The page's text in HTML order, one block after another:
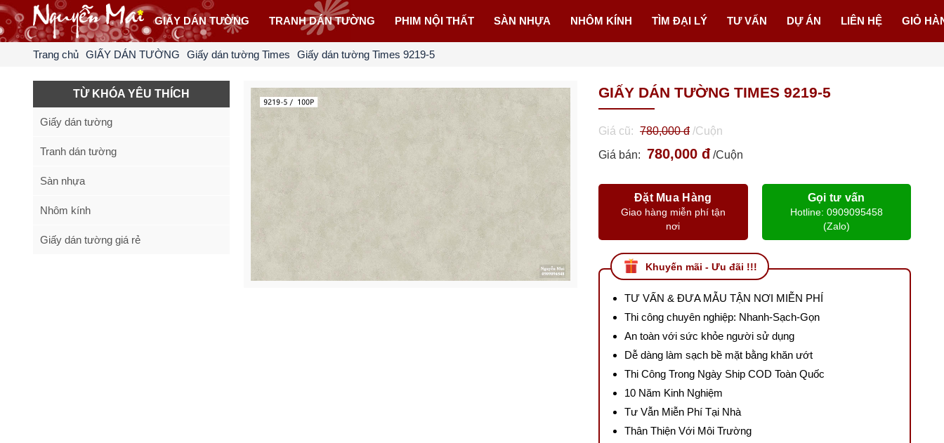
GIẤY DÁN TƯỜNG TRANH DÁN TƯỜNG PHIM NỘI THẤT SÀN NHỰA NHÔM KÍNH TÌM ĐẠI LÝ TƯ VẤN DỰ ÁN LIÊN HỆ GIỎ
Trang chủ GIẤY DÁN TƯỜNG Giấy dán tường Times Giấy dán tường Times 9219-5
TỪ KHÓA YÊU THÍCH
Giấy dán tường
Tranh dán tường
Sàn nhựa
Nhôm kính
Giấy dán tường giá rẻ
GIẤY DÁN TƯỜNG TIMES 9219-5
Giá cũ: 780,000 đ /Cuộn
Giá bán: 780,000 đ /Cuộn
Đặt Mua Hàng
Giao hàng miễn phí tận
nơi
Gọi tư vấn
Hotline: 0909095458
(Zalo)
Khuyến mãi - Ưu đãi !!!
TƯ VẤN & ĐƯA MẪU TẬN NƠI MIỄN PHÍ
Thi công chuyên nghiệp: Nhanh-Sạch-Gọn
An toàn với sức khỏe người sử dụng
Dễ dàng làm sạch bề mặt bằng khăn ướt
Thi Công Trong Ngày Ship COD Toàn Quốc
10 Năm Kinh Nghiệm
Tư Vẫn Miễn Phí Tại Nhà
Thân Thiện Với Môi Trường